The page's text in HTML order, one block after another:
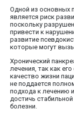
Одной из основных
является риск
поскольку
привести к
развитие
которые могут
Хронический
лечения, так как
качество жизни
не поддается
подхода к лечению
достичь
болезни.